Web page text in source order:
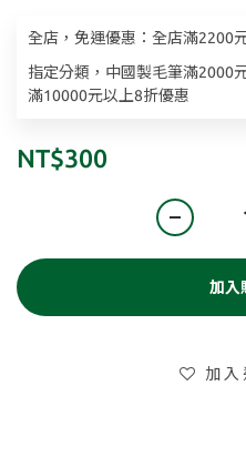
全店，免運優惠：全店滿2200
指定分類，中國製毛筆滿2000
滿10000元以上8折優惠
NT$300
加入
加入